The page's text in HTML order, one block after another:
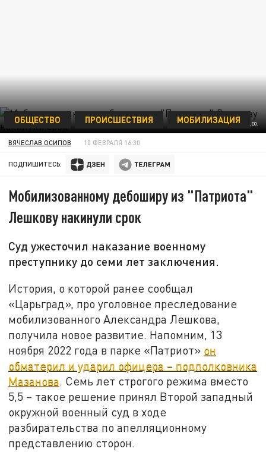
КАДР ИЗ НАШУМЕВШЕГО ВИДЕО.
ОБЩЕСТВО ПРОИСШЕСТВИЯ МОБИЛИЗАЦИЯ
ВЯЧЕСЛАВ ОСИПОВ 10 ФЕВРАЛЯ 16:30
ПОДПИШИТЕСЬ:
Мобилизованному дебоширу из "Патриота"
Лешкову накинули срок
Суд ужесточил наказание военному
преступнику до семи лет заключения.
История, о которой ранее сообщал
«Царьград», про уголовное преследование
мобилизованного Александра Лешкова,
получила новое развитие. Напомним, 13
ноября 2022 года в парке «Патриот» он
обматерил и ударил офицера – подполковника
Мазанова. Семь лет строгого режима вместо
5,5 – такое решение принял Второй западный
окружной военный суд в ходе
разбирательства по апелляционному
представлению сторон.